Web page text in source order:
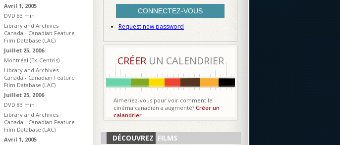
Avril 1, 2005
DVD 83 min
Library and Archives
Canada - Canadian Feature
Film Database (LAC)
Juillet 25, 2006
Montréal (Ex-Centris)
Library and Archives
Canada - Canadian Feature
Film Database (LAC)
Juillet 25, 2006
DVD 83 min
Library and Archives
Canada - Canadian Feature
Film Database (LAC)
Avril 1, 2005
Request new password
CRÉERUN CALENDRIER
Aimeriez-vous pour voir comment le
cinéma canadien a augmenté? Créer un
calandrier
DÉCOUVREZ FILMS